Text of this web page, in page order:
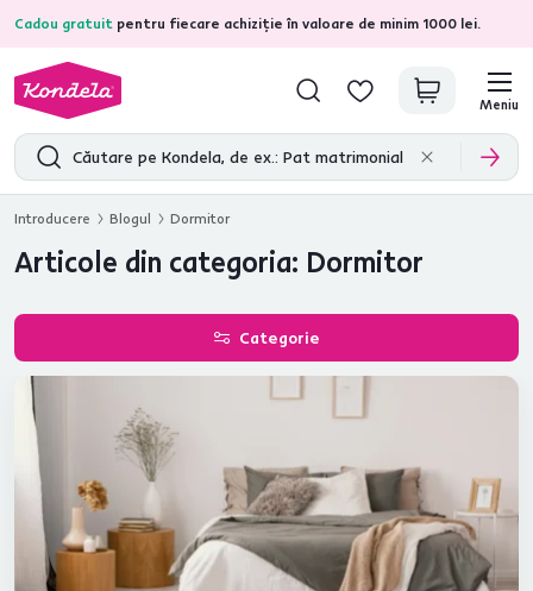
Cadou gratuit pentru fiecare achiziție în valoare de minim 1000 lei.
4,7 31.157 recenzii de produs verificate
Meniu
Introducere Blogul Dormitor
Articole din categoria: Dormitor
Categorie